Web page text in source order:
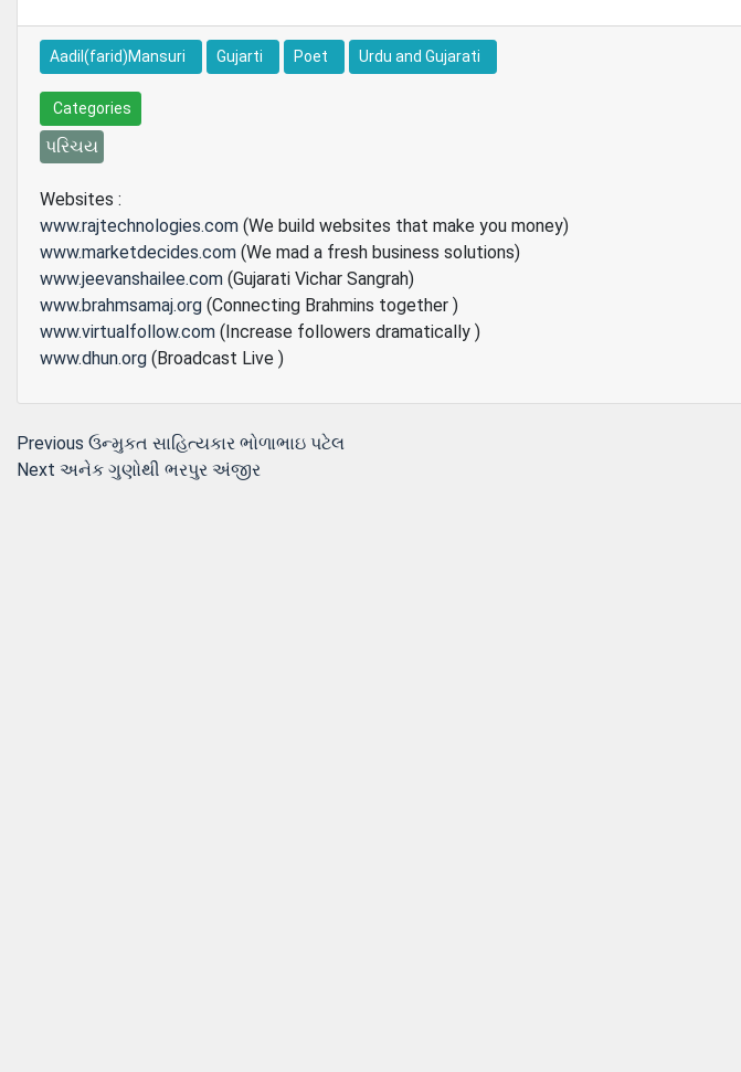
Aadil(farid)Mansuri Gujarti Poet Urdu and Gujarati
Categories
પરિચય
Websites :
www.rajtechnologies.com (We build websites that make you money)
www.marketdecides.com (We mad a fresh business solutions)
www.jeevanshailee.com (Gujarati Vichar Sangrah)
www.brahmsamaj.org (Connecting Brahmins together )
www.virtualfollow.com (Increase followers dramatically )
www.dhun.org (Broadcast Live )
Post
navigation
Previous Previous
post:
ઉન્મુકત સાહિત્યકાર ભોળાભાઇ પટેલ
Next Next
અનેક ગુણોથી ભરપુર અંજીર